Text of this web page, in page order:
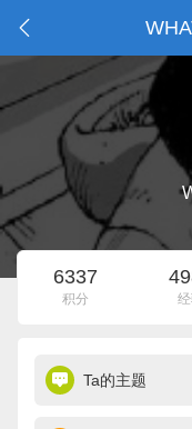
6337
积分
Ta的主题